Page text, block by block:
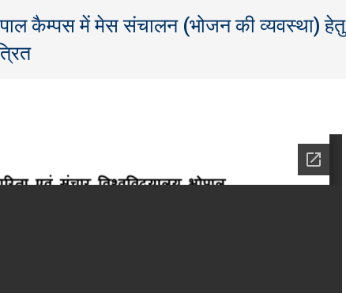
कैम्पस में मेस संचालन (भोजन की व्यवस्था) हेतु